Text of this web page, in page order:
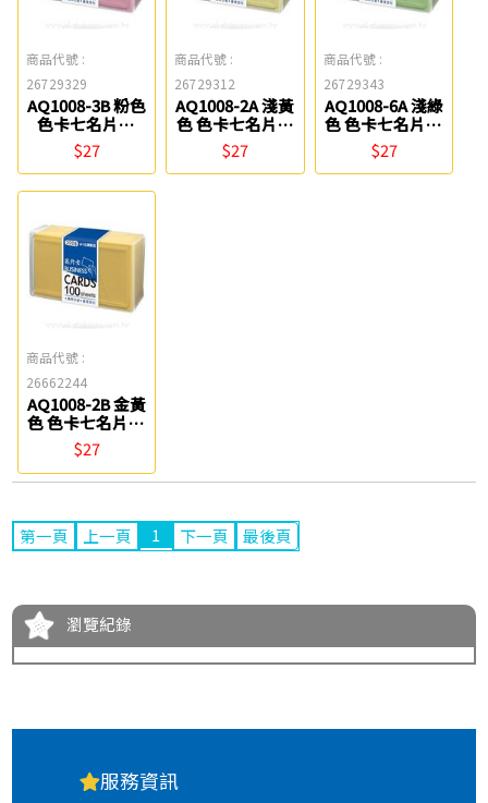
商品代號 :
26729329
AQ1008-3B 粉色
色卡七名片卡
(200g) 四季紙品
$27
商品代號 :
26729312
AQ1008-2A 淺黃
色 色卡七名片卡
(200g) 四季紙品
$27
商品代號 :
26729343
AQ1008-6A 淺綠
色 色卡七名片卡
(200g) 四季紙品
$27
商品代號 :
26662244
AQ1008-2B 金黃
色 色卡七名片卡
(200g) 四季紙品
$27
第一頁 上一頁 1 下一頁 最後頁
瀏覽紀錄
服務資訊